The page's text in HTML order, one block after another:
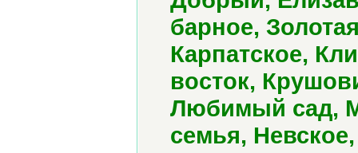
барное,
Карпатское,
восток,
Любимый сад,
семья,